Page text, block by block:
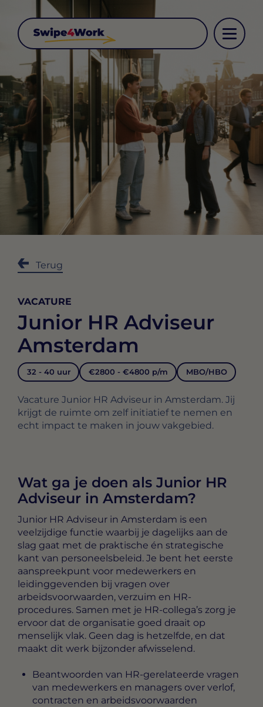
Terug
VACATURE
Junior HR Adviseur
Amsterdam
32 - 40 uur €2800 - €4800 p/m MBO/HBO
Vacature Junior HR Adviseur in Amsterdam. Jij
krijgt de ruimte om zelf initiatief te nemen en
echt impact te maken in jouw vakgebied.
Wat ga je doen als Junior HR
Adviseur in Amsterdam?
Junior HR Adviseur in Amsterdam is een
veelzijdige functie waarbij je dagelijks aan de
slag gaat met de praktische én strategische
kant van personeelsbeleid. Je bent het eerste
aanspreekpunt voor medewerkers en
leidinggevenden bij vragen over
arbeidsvoorwaarden, verzuim en HR-
procedures. Samen met je HR-collega’s zorg je
ervoor dat de organisatie goed draait op
menselijk vlak. Geen dag is hetzelfde, en dat
maakt dit werk bijzonder afwisselend.
Beantwoorden van HR-gerelateerde vragen
van medewerkers en managers over verlof,
contracten en arbeidsvoorwaarden